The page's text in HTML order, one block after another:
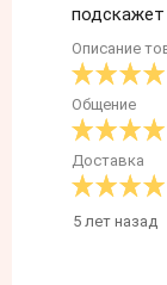
подскажет
Описание
Общение
Доставка
5 лет назад